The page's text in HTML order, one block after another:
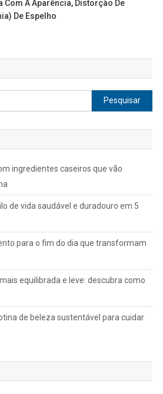
Com A Aparência, Distorção De
De Espelho
Pesquisar
por:
ingredientes caseiros que vão
de vida saudável e duradouro em 5
para o fim do dia que transformam
equilibrada e leve: descubra como
de beleza sustentável para cuidar